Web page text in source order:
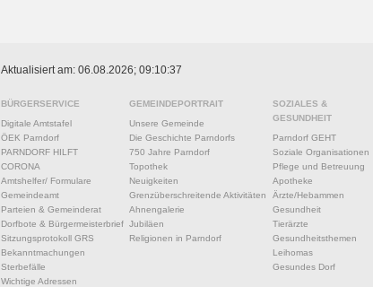
Aktualisiert am: 06.08.2026; 09:10:37
BÜRGERSERVICE
Digitale Amtstafel
ÖEK Parndorf
PARNDORF HILFT
CORONA
Amtshelfer/ Formulare
Gemeindeamt
Parteien & Gemeinderat
Dorfbote & Bürgermeisterbrief
Sitzungsprotokoll GRS
Bekanntmachungen
Sterbefälle
Wichtige Adressen
GEMEINDEPORTRAIT
Unsere Gemeinde
Die Geschichte Parndorfs
750 Jahre Parndorf
Topothek
Neuigkeiten
Grenzüberschreitende Aktivitäten
Ahnengalerie
Jubiläen
Religionen in Parndorf
SOZIALES &
GESUNDHEIT
Parndorf GEHT
Soziale Organisationen
Pflege und Betreuung
Apotheke
Ärzte/Hebammen
Gesundheit
Tierärzte
Gesundheitsthemen
Leihomas
Gesundes Dorf